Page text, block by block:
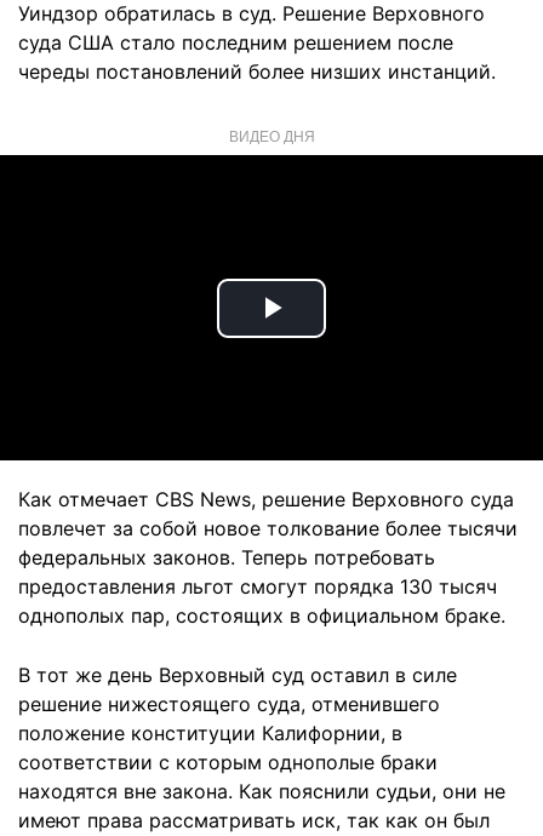
Уиндзор обратилась в суд. Решение Верховного
суда США стало последним решением после
череды постановлений более низших инстанций.
ВИДЕО ДНЯ
Play
Как отмечает CBS News, решение Верховного суда
повлечет за собой новое толкование более тысячи
федеральных законов. Теперь потребовать
предоставления льгот смогут порядка 130 тысяч
однополых пар, состоящих в официальном браке.
В тот же день Верховный суд оставил в силе
решение нижестоящего суда, отменившего
положение конституции Калифорнии, в
соответствии с которым однополые браки
находятся вне закона. Как пояснили судьи, они не
имеют права рассматривать иск, так как он был